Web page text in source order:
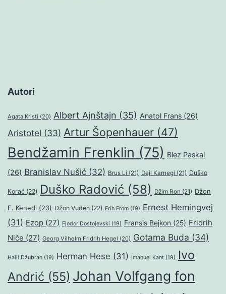
Autori
Agata Kristi (20) Albert Ajnštajn (35) Anatol Frans (26)
Aristotel (33) Artur Šopenhauer (47)
Bendžamin Frenklin (75) Blez Paskal
(26) Branislav Nušić (32) Brus Li (21) Dejl Karnegi (21) Duško
Korać (22) Duško Radović (58) Džim Ron (21) Džon
F. Kenedi (23) Džon Vuden (22) Erih From (19) Ernest Hemingvej
(31) Ezop (27) Fjodor Dostojevski (19) Fransis Bejkon (25) Fridrih
Niče (27) Georg Vilhelm Fridrih Hegel (20) Gotama Buda (34)
Halil Džubran (19) Herman Hese (31) Imanuel Kant (19)
Ivo
Andrić (55) Johan Volfgang fon